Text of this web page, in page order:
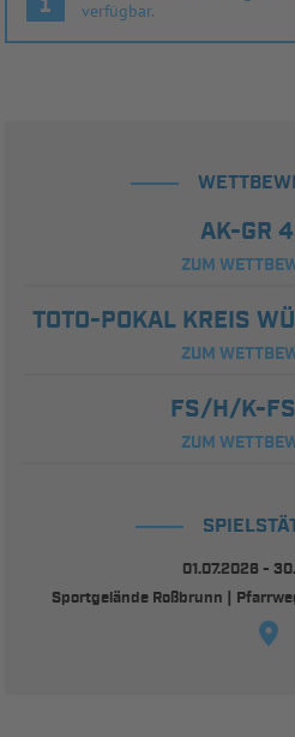
verfügbar.
AK-GR
ZUM
TOTO-POKAL KREIS
ZUM
FS/H/K-
ZUM
01.07.2026 -
Sportgelände Roßbrunn |